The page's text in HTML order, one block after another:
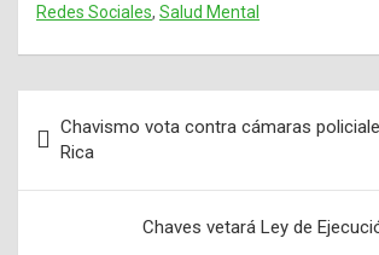
Redes Sociales, Salud Mental
Navegación
de
entradas
Chavismo vota contra cámaras
Rica
Chaves vetará Ley de